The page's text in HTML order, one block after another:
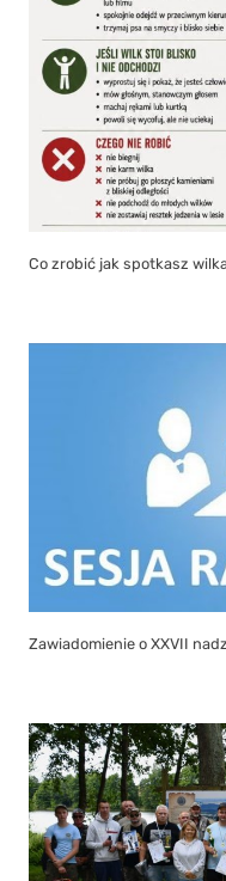
Co zrobić jak spotkasz
Zawiadomienie o XXVII